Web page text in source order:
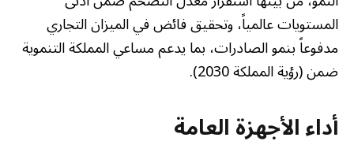
المستويات عالمياً، وتحقيق فائض في الميزان التجاري
مدفوعاً بنمو الصادرات، بما يدعم مساعي المملكة التنموية
ضمن (رؤية المملكة 2030).
أداء الأجهزة العامة